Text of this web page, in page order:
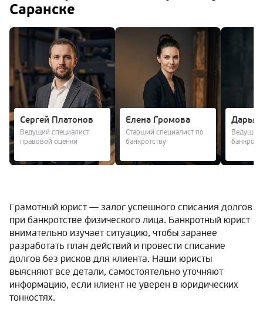
Саранске
Сергей Платонов
Ведущий специалист
правовой оценки
Елена Громова
Старший специалист по
банкротству
Дарья
Ведущий
Грамотный юрист — залог успешного списания долгов
при банкротстве физического лица. Банкротный юрист
внимательно изучает ситуацию, чтобы заранее
разработать план действий и провести списание
долгов без рисков для клиента. Наши юристы
выясняют все детали, самостоятельно уточняют
информацию, если клиент не уверен в юридических
тонкостях.